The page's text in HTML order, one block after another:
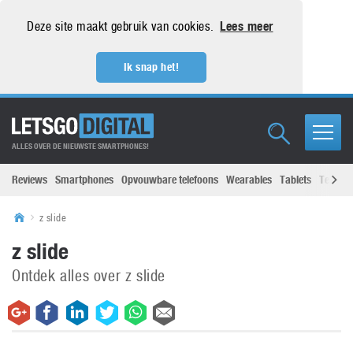
Deze site maakt gebruik van cookies. Lees meer
Ik snap het!
ALLES OVER DE NIEUWSTE SMARTPHONES!
Reviews Smartphones Opvouwbare telefoons Wearables Tablets
z slide
z slide
Ontdek alles over z slide